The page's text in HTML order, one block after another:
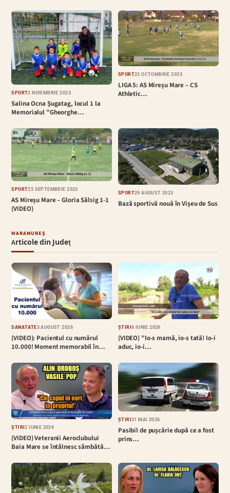
SPORT2 NOIEMBRIE 2023
Salina Ocna Șugatag, locul 1 la
Memorialul ”Gheorghe…
SPORT22 OCTOMBRIE 2023
LIGA 5: AS Mireșu Mare – CS
Athletic…
SPORT25 SEPTEMBRIE 2023
AS Mireșu Mare – Gloria Sălsig 1-1
(VIDEO)
SPORT29 AUGUST 2023
Bază sportivă nouă în Vișeu de Sus
MARAMUREȘ
Articole din Județ
SĂNĂTATE3 AUGUST 2026
(VIDEO): Pacientul cu numărul
10.000! Moment memorabil în…
ȘTIRI6 IUNIE 2026
(VIDEO) ”Io-s mamă, io-s tată! Io-i
aduc, io-i…
ȘTIRI2 IUNIE 2026
(VIDEO) Veteranii Aeroclubului
Baia Mare se întâlnesc sâmbătă…
ȘTIRI31 MAI 2026
Pasibil de pușcărie după ce a fost
prins…